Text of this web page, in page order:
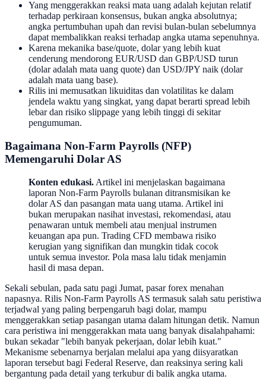
Yang menggerakkan reaksi mata uang adalah kejutan relatif
terhadap perkiraan konsensus, bukan angka absolutnya;
angka pertumbuhan upah dan revisi bulan-bulan sebelumnya
dapat membalikkan reaksi terhadap angka utama sepenuhnya.
Karena mekanika base/quote, dolar yang lebih kuat
cenderung mendorong EUR/USD dan GBP/USD turun
(dolar adalah mata uang quote) dan USD/JPY naik (dolar
adalah mata uang base).
Rilis ini memusatkan likuiditas dan volatilitas ke dalam
jendela waktu yang singkat, yang dapat berarti spread lebih
lebar dan risiko slippage yang lebih tinggi di sekitar
pengumuman.
Bagaimana Non-Farm Payrolls (NFP)
Memengaruhi Dolar AS
Konten edukasi. Artikel ini menjelaskan bagaimana
laporan Non-Farm Payrolls bulanan ditransmisikan ke
dolar AS dan pasangan mata uang utama. Artikel ini
bukan merupakan nasihat investasi, rekomendasi, atau
penawaran untuk membeli atau menjual instrumen
keuangan apa pun. Trading CFD membawa risiko
kerugian yang signifikan dan mungkin tidak cocok
untuk semua investor. Pola masa lalu tidak menjamin
hasil di masa depan.
Sekali sebulan, pada satu pagi Jumat, pasar forex menahan
napasnya. Rilis Non-Farm Payrolls AS termasuk salah satu peristiwa
terjadwal yang paling berpengaruh bagi dolar, mampu
menggerakkan setiap pasangan utama dalam hitungan detik. Namun
cara peristiwa ini menggerakkan mata uang banyak disalahpahami:
bukan sekadar "lebih banyak pekerjaan, dolar lebih kuat."
Mekanisme sebenarnya berjalan melalui apa yang diisyaratkan
laporan tersebut bagi Federal Reserve, dan reaksinya sering kali
bergantung pada detail yang terkubur di balik angka utama.